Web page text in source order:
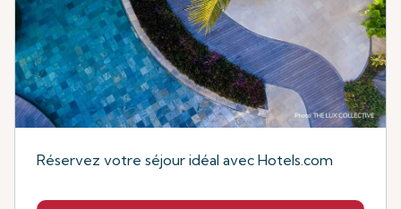
Réservez votre séjour idéal avec Hotels.com